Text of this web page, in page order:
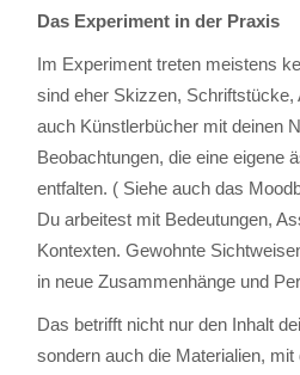
Das Experiment in der Praxis
Im Experiment treten meistens
sind eher Skizzen, Schriftstücke,
auch Künstlerbücher mit deinen
Beobachtungen, die eine eigene
entfalten. ( Siehe auch das
Du arbeitest mit Bedeutungen,
Kontexten. Gewohnte
in neue Zusammenhänge und
Das betrifft nicht nur den Inhalt
sondern auch die Materialien, mit